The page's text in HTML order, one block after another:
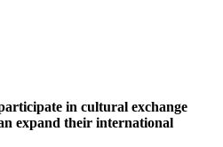
in cultural exchange
expand their international